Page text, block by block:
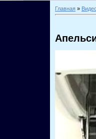
Главная »